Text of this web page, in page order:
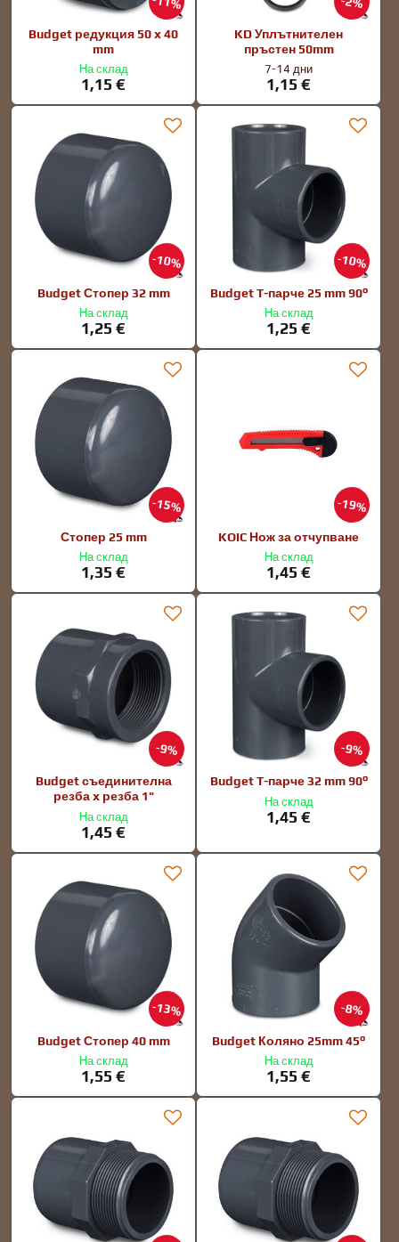
Budget редукция 50 x 40
mm
На склад
1,15 €
KD Уплътнителен
пръстен 50mm
7-14 дни
1,15 €
10%
Budget Стопер 32 mm
На склад
1,25 €
10%
Budget T-парче 25 mm 90°
На склад
1,25 €
15%
Стопер 25 mm
На склад
1,35 €
19%
KOIC Нож за отчупване
На склад
1,45 €
9%
Budget съединителна
резба x резба 1"
На склад
1,45 €
9%
Budget T-парче 32 mm 90°
На склад
1,45 €
13%
Budget Стопер 40 mm
На склад
1,55 €
8%
Budget Коляно 25mm 45°
На склад
1,55 €